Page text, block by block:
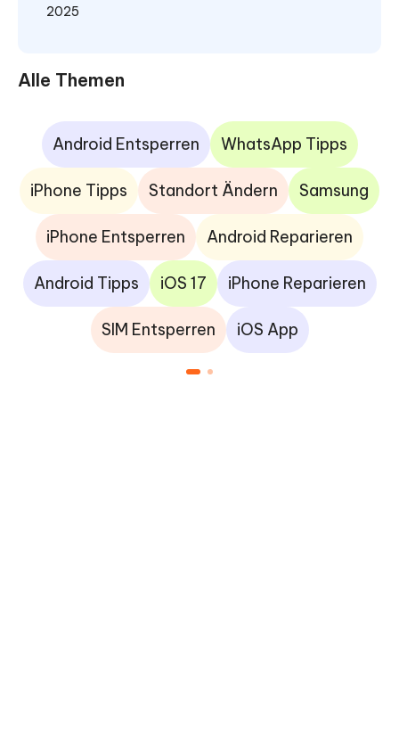
2025
Alle Themen
Android Entsperren WhatsApp Tipps
iPhone Tipps Standort Ändern Samsung
iPhone Entsperren Android Reparieren
Android Tipps iOS 17 iPhone Reparieren
SIM Entsperren iOS App